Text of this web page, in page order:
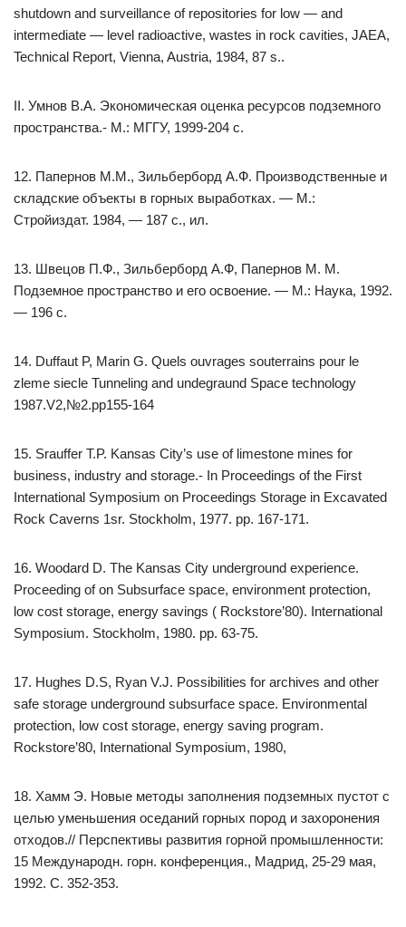
shutdown and surveillance of repositories for low — and
intermediate — level radioactive, wastes in rock cavities, JAEA,
Technical Report, Vienna, Austria, 1984, 87 s..
II. Умнов В.А. Экономическая оценка ресурсов подземного
пространства.- М.: МГГУ, 1999-204 с.
12. Папернов М.М., Зильберборд А.Ф. Производственные и
складские объекты в горных выработках. — М.:
Стройиздат. 1984, — 187 с., ил.
13. Швецов П.Ф., Зильберборд А.Ф, Папернов М. М.
Подземное пространство и его освоение. — М.: Наука, 1992.
— 196 с.
14. Duffaut P, Marin G. Quels ouvrages souterrains pour le
zleme siecle Tunneling and undegraund Space technology
1987.V2,№2.pp155-164
15. Srauffer T.P. Kansas City’s use of limestone mines for
business, industry and storage.- In Proceedings of the First
International Symposium on Proceedings Storage in Excavated
Rock Caverns 1sr. Stockholm, 1977. pp. 167-171.
16. Woodard D. The Kansas City underground experience.
Proceeding of on Subsurface space, environment protection,
low cost storage, energy savings ( Rockstore’80). International
Symposium. Stockholm, 1980. pp. 63-75.
17. Hughes D.S, Ryan V.J. Possibilities for archives and other
safe storage underground subsurface space. Environmental
protection, low cost storage, energy saving program.
Rockstore’80, International Symposium, 1980,
18. Хамм Э. Новые методы заполнения подземных пустот с
целью уменьшения оседаний горных пород и захоронения
отходов.// Перспективы развития горной промышленности:
15 Международн. горн. конференция., Мадрид, 25-29 мая,
1992. С. 352-353.